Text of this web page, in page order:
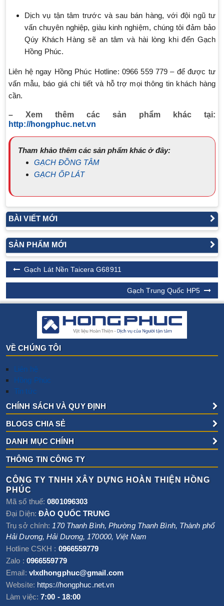
Dịch vụ tận tâm trước và sau bán hàng, với đội ngũ tư
vấn chuyên nghiệp, giàu kinh nghiệm, chúng tôi đảm bảo
Qúy Khách Hàng sẽ an tâm và hài lòng khi đến Gạch
Hồng Phúc.
Liên hệ ngay Hồng Phúc Hotline: 0966 559 779 – để được tư
vấn mẫu, báo giá chi tiết và hỗ trợ mọi thông tin khách hàng
cần.
– Xem thêm các sản phẩm khác tại:
http://hongphuc.net.vn
Tham khảo thêm các sản phẩm khác ở đây:
GẠCH ĐỒNG TÂM
GẠCH ỐP LÁT
BÀI VIẾT MỚI
SẢN PHẨM MỚI
Gạch Lát Nền Taicera G68911
Gạch Trung Quốc HP5
VỀ CHÚNG TÔI
Liên hệ
Hồng Phúc
Tin tức
CHÍNH SÁCH VÀ QUY ĐỊNH
BLOGS CHIA SẺ
DANH MỤC CHÍNH
THÔNG TIN CÔNG TY
CÔNG TY TNHH XÂY DỰNG HOÀN THIỆN HỒNG
PHÚC
Mã số thuế:0801096303
Đại Diện: ĐÀO QUỐC TRUNG
Trụ sở chính: 170 Thanh Bình, Phường Thanh Bình, Thành phố
Hải Dương,Hải Dương, 170000, Việt Nam
Hotline CSKH : 0966559779
Zalo : 0966559779
Email: vlxdhongphuc@gmail.com
Website: https://hongphuc.net.vn
Làm việc: 7:00 - 18:00